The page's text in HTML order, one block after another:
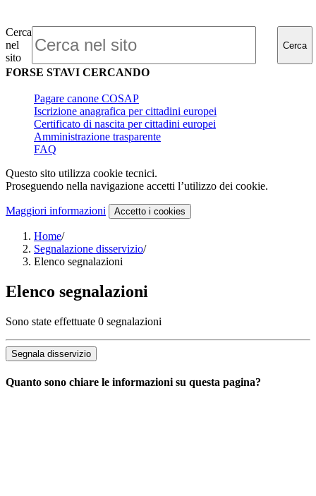
Cerca
nel
sito
Cerca
FORSE STAVI CERCANDO
Pagare canone COSAP
Iscrizione anagrafica per cittadini europei
Certificato di nascita per cittadini europei
Amministrazione trasparente
FAQ
Questo sito utilizza cookie tecnici.
Proseguendo nella navigazione accetti l’utilizzo dei cookie.
Maggiori informazioni Accetto i cookies
Home/
Segnalazione disservizio/
Elenco segnalazioni
Elenco segnalazioni
Sono state effettuate 0 segnalazioni
Segnala disservizio
Quanto sono chiare le informazioni su questa pagina?